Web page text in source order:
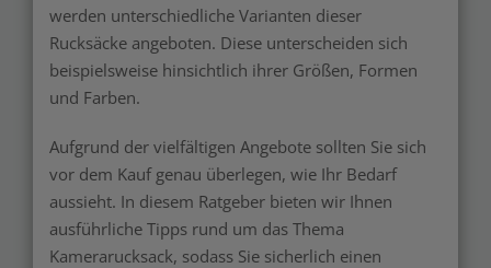
werden unterschiedliche Varianten dieser
Rucksäcke angeboten. Diese unterscheiden sich
beispielsweise hinsichtlich ihrer Größen, Formen
und Farben.
Aufgrund der vielfältigen Angebote sollten Sie sich
vor dem Kauf genau überlegen, wie Ihr Bedarf
aussieht. In diesem Ratgeber bieten wir Ihnen
ausführliche Tipps rund um das Thema
Kamerarucksack, sodass Sie sicherlich einen